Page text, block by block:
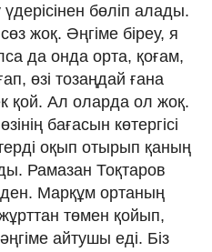
үдерiсiнен бөлiп алады.
жоқ. Əңгiме бiреу, я
да онда орта, қоғам,
өзi тозаңдай ғана
қой. Ал оларда ол жоқ.
бағасын көтергiсi
оқып отырып қаның
Рамазан Тоқтаров
Марқұм ортаның
төмен қойып,
айтушы едi. Бiз